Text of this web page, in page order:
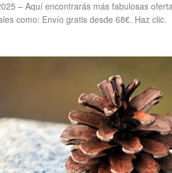
– Aquí encontrarás más fabulosas
como: Envío gratis desde 68€. Haz clic.